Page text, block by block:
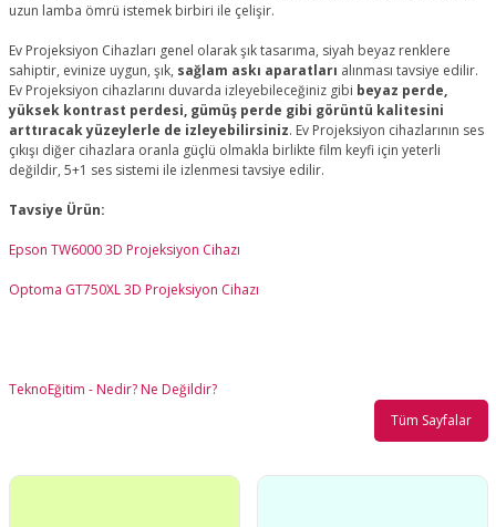
uzun lamba ömrü istemek birbiri ile çelişir.
Ev Projeksiyon Cihazları genel olarak şık tasarıma, siyah beyaz renklere
sahiptir, evinize uygun, şık, sağlam askı aparatları alınması tavsiye edilir.
Ev Projeksiyon cihazlarını duvarda izleyebileceğiniz gibi beyaz perde,
yüksek kontrast perdesi, gümüş perde gibi görüntü kalitesini
arttıracak yüzeylerle de izleyebilirsiniz. Ev Projeksiyon cihazlarının ses
çıkışı diğer cihazlara oranla güçlü olmakla birlikte film keyfi için yeterli
değildir, 5+1 ses sistemi ile izlenmesi tavsiye edilir.
Tavsiye Ürün:
Epson TW6000 3D Projeksiyon Cihazı
Optoma GT750XL 3D Projeksiyon Cihazı
TeknoEğitim - Nedir? Ne Değildir?
Tüm Sayfalar